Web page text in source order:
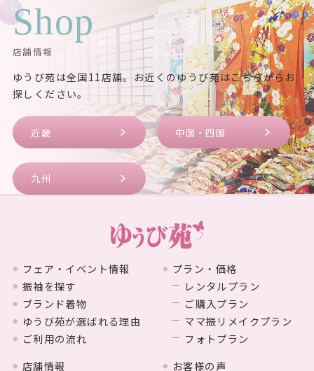
Shop
店舗情報
ゆうび苑は全国11店舗。お近くのゆうび苑はこちらからお
探しください。
近畿 中国・四国
九州
フェア・イベント情報
振袖を探す
ブランド着物
ゆうび苑が選ばれる理由
ご利用の流れ
プラン・価格
レンタルプラン
ご購入プラン
ママ振リメイクプラン
フォトプラン
店舗情報
お客様の声